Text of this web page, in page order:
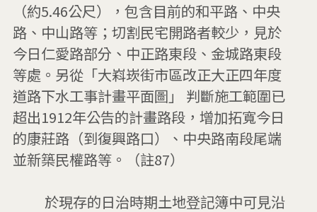
（約5.46公尺），包含目前的和平路、中央
路、中山路等；切割民宅開路者較少，見於
今日仁愛路部分、中正路東段、金城路東段
等處。另從「大嵙崁街市區改正大正四年度
道路下水工事計畫平面圖」 判斷施工範圍已
超出1912年公告的計畫路段，增加拓寬今日
的康莊路（到復興路口）、中央路南段尾端
並新築民權路等。（註87）